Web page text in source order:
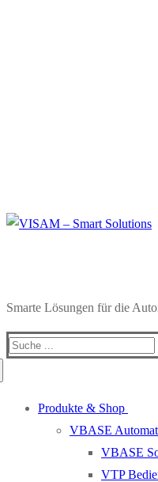
Smarte Lösungen für die
Produkte & Shop
VBASE
VBASE
VTP